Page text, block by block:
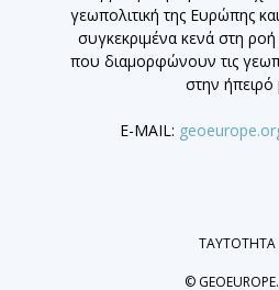
γεωπολιτική της Ευρώπης
συγκεκριμένα κενά στη
που διαμορφώνουν τις
στην ήπειρό
E-MAIL:
ΤΑΥΤΟΤΗΤΑ
©